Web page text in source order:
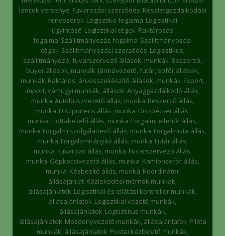
láncok versenye Fuvarozási szerződés Készletgazdálkodási
rendszerek Logisztika fogalma Logisztikai
ügyintéző Logisztikai cégek Raktározás
fogalma Szállítmányozás fogalma Szállítmányozási
cégek Szállítmányozási szerződés Logisztikus,
szállítmányozó, fuvarszervező állások, munkák Beszerző,
buyer állások, munkák Járművezető, futár, sofőr állások,
munkák Raktáros, áruösszekészítő állások, munkák Export,
import, vámügyi munkák, állások Anyaggazdálkodó állás,
munka Autóbuszvezető állás, munka Beszerző állás,
munka Diszponens állás, munka Diszpécser állás,
munka Flottakezelő állás, munka Forgalmi ellenőr állás,
munka Forgalmi szolgálattevő állás, munka Forgalmista állás,
munka Forgalomirányító állás, munka Futár állás,
munka Fuvarozó állás, munka Fuvarszervező állás,
munka Gépkocsivezető állás, munka Kamionsofőr állás,
munka Kézbesítő állás, munka Koordinátor
állásajánlat Közlekedési mérnök munkák,
állásajánlatok Logisztikai és ellátási kontroller munkák,
állásajánlatok Logisztikai vezető munkák,
állásajánlatok Logisztikus munkák,
állásajánlatok Mozdonyvezető munkák, állásajánlatok Pilóta
munkák, állásajánlatok Postai kézbesítő munkák,